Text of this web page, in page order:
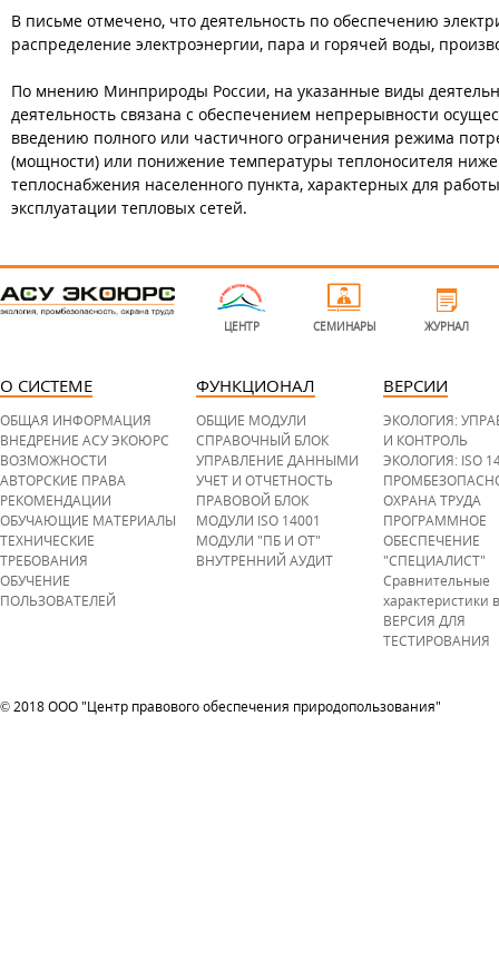
В письме отмечено, что деятельность по обеспечению
распределение электроэнергии, пара и горячей воды,
По мнению Минприроды России, на указанные виды
деятельность связана с обеспечением непрерывности
введению полного или частичного ограничения режима
(мощности) или понижение температуры теплоносителя
теплоснабжения населенного пункта, характерных для
эксплуатации тепловых сетей.
l
o
o
t
t
o
m
.
p
n
g
ЦЕНТР СЕМИНАРЫ ЖУРНАЛ
О СИСТЕМЕ
ОБЩАЯ ИНФОРМАЦИЯ
ВНЕДРЕНИЕ АСУ ЭКОЮРС
ВОЗМОЖНОСТИ
АВТОРСКИЕ ПРАВА
РЕКОМЕНДАЦИИ
ОБУЧАЮЩИЕ МАТЕРИАЛЫ
ТЕХНИЧЕСКИЕ
ТРЕБОВАНИЯ
ОБУЧЕНИЕ
ПОЛЬЗОВАТЕЛЕЙ
ФУНКЦИОНАЛ
ОБЩИЕ МОДУЛИ
СПРАВОЧНЫЙ БЛОК
УПРАВЛЕНИЕ ДАННЫМИ
УЧЕТ И ОТЧЕТНОСТЬ
ПРАВОВОЙ БЛОК
МОДУЛИ ISO 14001
МОДУЛИ "ПБ И ОТ"
ВНУТРЕННИЙ АУДИТ
ВЕРСИИ
ЭКОЛОГИЯ:
И КОНТРОЛЬ
ЭКОЛОГИЯ: ISO
ОХРАНА ТРУДА
ПРОГРАММНОЕ
ОБЕСПЕЧЕНИЕ
"СПЕЦИАЛИСТ"
Сравнительные
характеристики
ВЕРСИЯ ДЛЯ
ТЕСТИРОВАНИЯ
© 2018 ООО "Центр правового обеспечения природопользования"